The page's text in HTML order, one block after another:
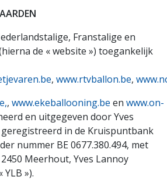
Franstalige en
de « website ») toegankelijk
, www.rtvballon.be,
, www.ekeballooning.be en www.on-
en uitgegeven door Yves
in de Kruispuntbank
nummer BE 0677.380.494, met
Meerhout, Yves Lannoy
»).